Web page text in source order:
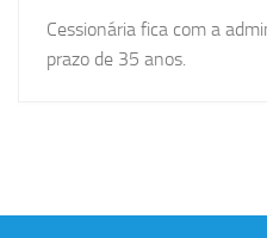
Cessionária fica com a
prazo de 35 anos.